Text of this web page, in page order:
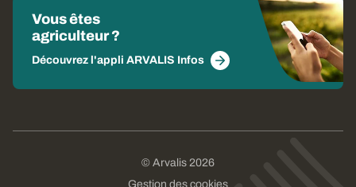
Vous êtes
agriculteur ?
Découvrez l'appli ARVALIS Infos
© Arvalis 2026
Gestion des cookies